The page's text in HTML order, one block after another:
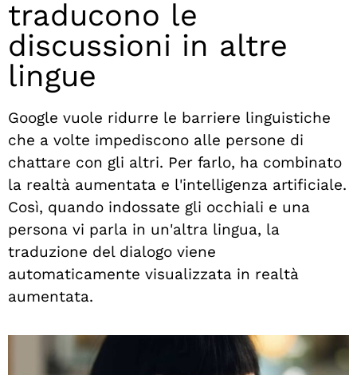
traducono le
discussioni in altre
lingue
Google vuole ridurre le barriere linguistiche
che a volte impediscono alle persone di
chattare con gli altri. Per farlo, ha combinato
la realtà aumentata e l'intelligenza artificiale.
Così, quando indossate gli occhiali e una
persona vi parla in un'altra lingua, la
traduzione del dialogo viene
automaticamente visualizzata in realtà
aumentata.